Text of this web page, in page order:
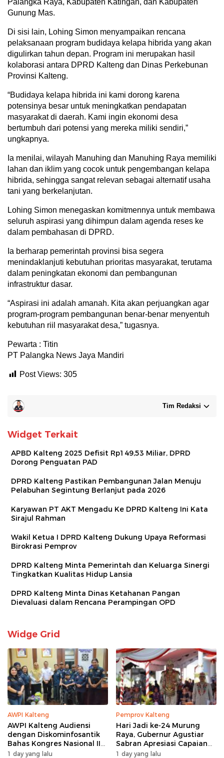
Palangka Raya, Kabupaten Katingan, dan Kabupaten
Gunung Mas.
Di sisi lain, Lohing Simon menyampaikan rencana
pelaksanaan program budidaya kelapa hibrida yang akan
digulirkan tahun depan. Program ini merupakan hasil
kolaborasi antara DPRD Kalteng dan Dinas Perkebunan
Provinsi Kalteng.
“Budidaya kelapa hibrida ini kami dorong karena
potensinya besar untuk meningkatkan pendapatan
masyarakat di daerah. Kami ingin ekonomi desa
bertumbuh dari potensi yang mereka miliki sendiri,”
ungkapnya.
Ia menilai, wilayah Manuhing dan Manuhing Raya memiliki
lahan dan iklim yang cocok untuk pengembangan kelapa
hibrida, sehingga sangat relevan sebagai alternatif usaha
tani yang berkelanjutan.
Lohing Simon menegaskan komitmennya untuk membawa
seluruh aspirasi yang dihimpun dalam agenda reses ke
dalam pembahasan di DPRD.
Ia berharap pemerintah provinsi bisa segera
menindaklanjuti kebutuhan prioritas masyarakat, terutama
dalam peningkatan ekonomi dan pembangunan
infrastruktur dasar.
“Aspirasi ini adalah amanah. Kita akan perjuangkan agar
program-program pembangunan benar-benar menyentuh
kebutuhan riil masyarakat desa,” tugasnya.
Pewarta : Titin
PT Palangka News Jaya Mandiri
Post Views: 305
Tim Redaksi
Widget Terkait
APBD Kalteng 2025 Defisit Rp149,53 Miliar, DPRD
Dorong Penguatan PAD
DPRD Kalteng Pastikan Pembangunan Jalan Menuju
Pelabuhan Segintung Berlanjut pada 2026
Karyawan PT AKT Mengadu Ke DPRD Kalteng Ini Kata
Sirajul Rahman
Wakil Ketua I DPRD Kalteng Dukung Upaya Reformasi
Birokrasi Pemprov
DPRD Kalteng Minta Pemerintah dan Keluarga Sinergi
Tingkatkan Kualitas Hidup Lansia
DPRD Kalteng Minta Dinas Ketahanan Pangan
Dievaluasi dalam Rencana Perampingan OPD
Widge Grid
AWPI Kalteng
AWPI Kalteng Audiensi
dengan Diskominfosantik
Bahas Kongres Nasional II
AWPI
1 day yang lalu
Pemprov Kalteng
Hari Jadi ke-24 Murung
Raya, Gubernur Agustiar
Sabran Apresiasi Capaian
Pembangunan
1 day yang lalu